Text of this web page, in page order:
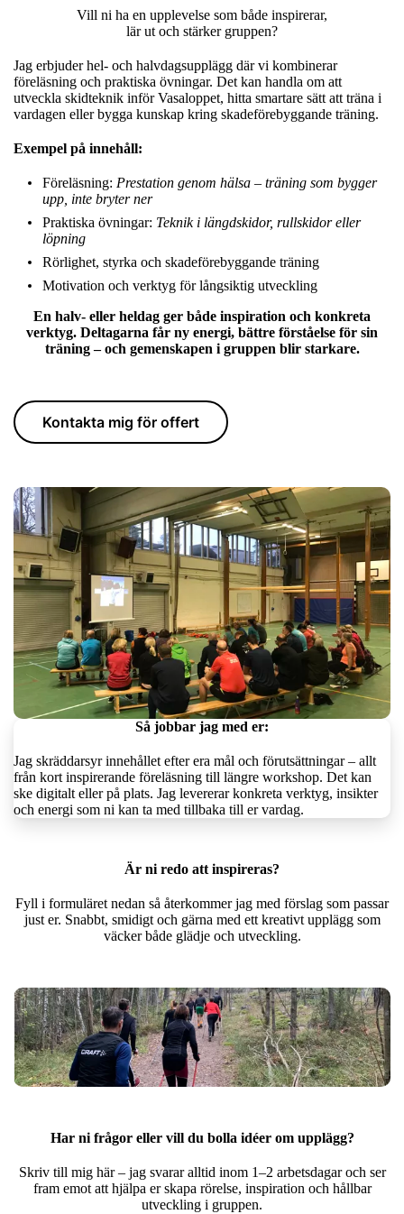
Vill ni ha en upplevelse som både inspirerar,
lär ut och stärker gruppen?
Jag erbjuder hel- och halvdagsupplägg där vi kombinerar
föreläsning och praktiska övningar. Det kan handla om att
utveckla skidteknik inför Vasaloppet, hitta smartare sätt att träna i
vardagen eller bygga kunskap kring skadeförebyggande träning.
Exempel på innehåll:
Föreläsning: Prestation genom hälsa – träning som bygger
upp, inte bryter ner
Praktiska övningar: Teknik i längdskidor, rullskidor eller
löpning
Rörlighet, styrka och skadeförebyggande träning
Motivation och verktyg för långsiktig utveckling
En halv- eller heldag ger både inspiration och konkreta
verktyg. Deltagarna får ny energi, bättre förståelse för sin
träning – och gemenskapen i gruppen blir starkare.
Kontakta mig för offert
Så jobbar jag med er:
Jag skräddarsyr innehållet efter era mål och förutsättningar – allt
från kort inspirerande föreläsning till längre workshop. Det kan
ske digitalt eller på plats. Jag levererar konkreta verktyg, insikter
och energi som ni kan ta med tillbaka till er vardag.
Är ni redo att inspireras?
Fyll i formuläret nedan så återkommer jag med förslag som passar
just er. Snabbt, smidigt och gärna med ett kreativt upplägg som
väcker både glädje och utveckling.
Har ni frågor eller vill du bolla idéer om upplägg?
Skriv till mig här – jag svarar alltid inom 1–2 arbetsdagar och ser
fram emot att hjälpa er skapa rörelse, inspiration och hållbar
utveckling i gruppen.